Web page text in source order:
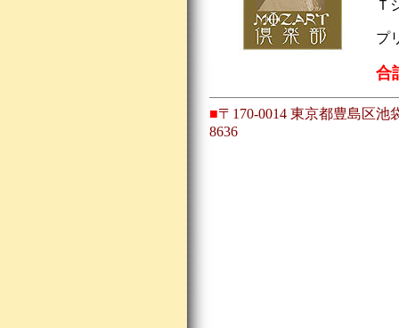
Ｔ
プ
合
■〒170-0014 東京都豊島区
8636